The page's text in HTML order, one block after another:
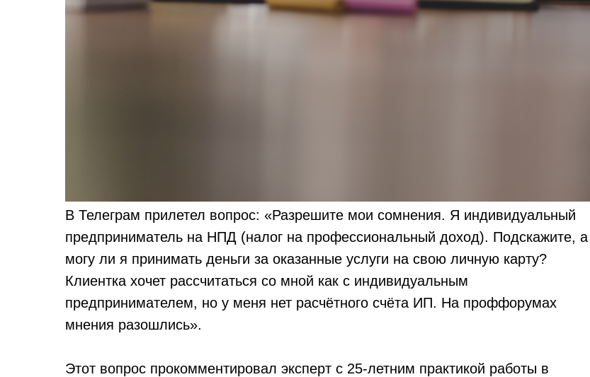
В Телеграм прилетел вопрос: «Разрешите мои сомнения. Я индивидуальный
предприниматель на НПД (налог на профессиональный доход). Подскажите, а
могу ли я принимать деньги за оказанные услуги на свою личную карту?
Клиентка хочет рассчитаться со мной как с индивидуальным
предпринимателем, но у меня нет расчётного счёта ИП. На проффорумах
мнения разошлись».
Этот вопрос прокомментировал эксперт с 25-летним практикой работы в